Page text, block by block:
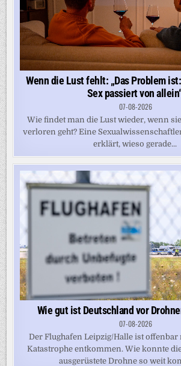
Wenn die Lust fehlt: „Das Problem
Sex passiert von
07-08-2026
Wie findet man die Lust wieder, wenn
verloren geht? Eine
erklärt, wieso gerade...
Wie gut ist Deutschland vor
07-08-2026
Der Flughafen Leipzig/Halle ist
Katastrophe entkommen. Wie konnte
ausgerüstete Drohne so weit